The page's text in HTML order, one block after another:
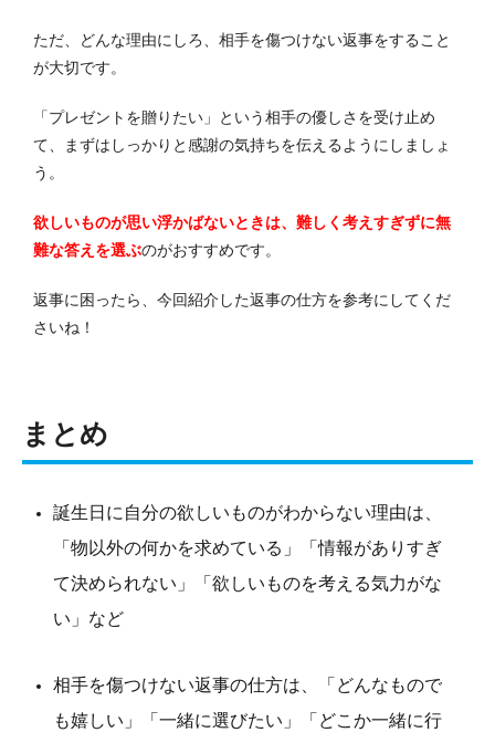
ただ、どんな理由にしろ、相手を傷つけない返事をすること
が大切です。
「プレゼントを贈りたい」という相手の優しさを受け止め
て、まずはしっかりと感謝の気持ちを伝えるようにしましょ
う。
欲しいものが思い浮かばないときは、難しく考えすぎずに無
難な答えを選ぶのがおすすめです。
返事に困ったら、今回紹介した返事の仕方を参考にしてくだ
さいね！
まとめ
誕生日に自分の欲しいものがわからない理由は、
「物以外の何かを求めている」「情報がありすぎ
て決められない」「欲しいものを考える気力がな
い」など
相手を傷つけない返事の仕方は、「どんなもので
も嬉しい」「一緒に選びたい」「どこか一緒に行